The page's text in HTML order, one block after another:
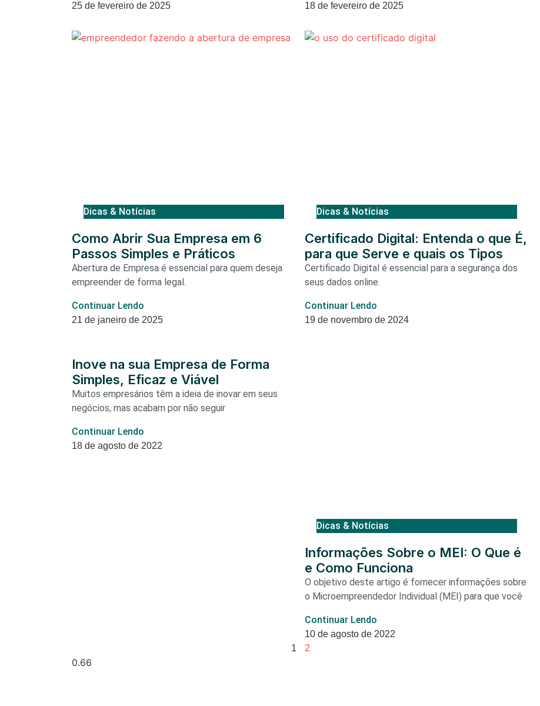
25 de fevereiro de 2025 18 de fevereiro de 2025
Dicas & Notícias
Como Abrir Sua Empresa em 6
Passos Simples e Práticos
Abertura de Empresa é essencial para quem deseja
empreender de forma legal.
Continuar Lendo
21 de janeiro de 2025
Dicas & Notícias
Certificado Digital: Entenda o que É,
para que Serve e quais os Tipos
Certificado Digital é essencial para a segurança dos
seus dados online.
Continuar Lendo
19 de novembro de 2024
Inove na sua Empresa de Forma
Simples, Eficaz e Viável
Muitos empresários têm a ideia de inovar em seus
negócios, mas acabam por não seguir
Continuar Lendo
18 de agosto de 2022
Dicas & Notícias
Informações Sobre o MEI: O Que é
e Como Funciona
O objetivo deste artigo é fornecer informações sobre
o Microempreendedor Individual (MEI) para que você
Continuar Lendo
10 de agosto de 2022
1
2